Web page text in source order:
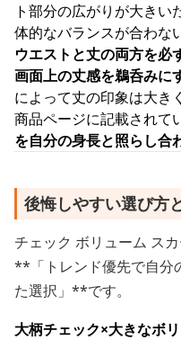
ト部分の広がりが大き
体的なバランスが合わな
ウエストと丈の両方を必
画面上の丈感を鵜呑みに
によって丈の印象は大き
商品ページに記載されて
を自分の身長と照らし合
後悔しやすい選び方
チェック ボリューム ス
**「トレンド優先で自分
た選択」**です。
大柄チェック×大きなボ